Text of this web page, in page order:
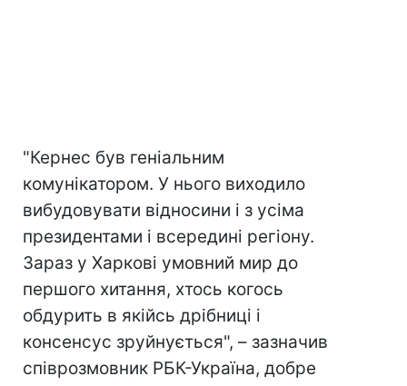
"Кернес був геніальним
комунікатором. У нього виходило
вибудовувати відносини і з усіма
президентами і всередині регіону.
Зараз у Харкові умовний мир до
першого хитання, хтось когось
обдурить в якійсь дрібниці і
консенсус зруйнується", – зазначив
співрозмовник РБК-Україна, добре